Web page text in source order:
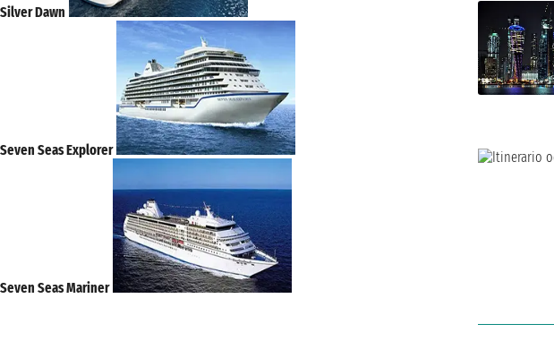
Silver Dawn
Seven Seas Explorer
Seven Seas Mariner